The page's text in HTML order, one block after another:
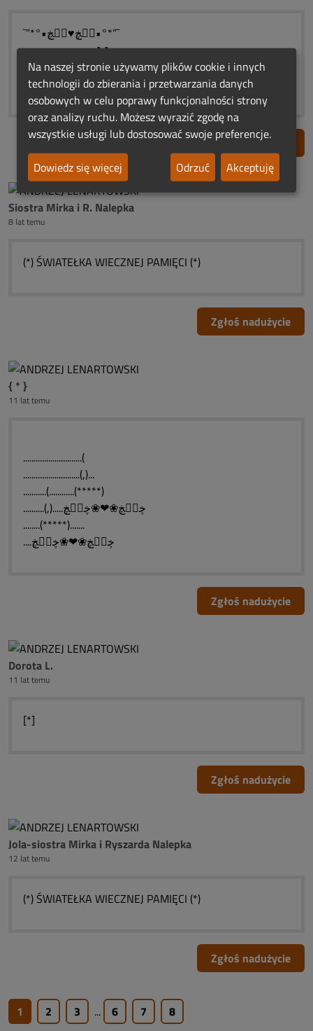
˜”*°•ڰۣڿ♥ڰۣڿ•°*”˜
◕◕═════♣♣═════◕◕
ŚWIATEŁKA WIECZNEJ PAMIĘCI
˜”*°•ڰۣڿ♥ڰۣڿ•°*”˜
Zgłoś nadużycie
Siostra Mirka i R. Nalepka
8 lat temu
(*) ŚWIATEŁKA WIECZNEJ PAMIĘCI (*)
Zgłoś nadużycie
{ * }
11 lat temu
............................(
...........................(,)...
...........(............(*****)
..........(,).....ڿڰۣڿ❀❤❀ڿڰۣڿ
........(*****).......
....ڿڰۣڿ❀❤❀ڿڰۣڿ
Zgłoś nadużycie
Dorota L.
11 lat temu
[*]
Zgłoś nadużycie
Jola-siostra Mirka i Ryszarda Nalepka
12 lat temu
(*) ŚWIATEŁKA WIECZNEJ PAMIĘCI (*)
Zgłoś nadużycie
1 2 3 ... 6 7 8
Na naszej stronie używamy plików cookie i innych
technologii do zbierania i przetwarzania danych
osobowych w celu poprawy funkcjonalności strony
oraz analizy ruchu. Możesz wyrazić zgodę na
wszystkie usługi lub dostosować swoje preferencje.
Dowiedz się więcej
Odrzuć Akceptuję